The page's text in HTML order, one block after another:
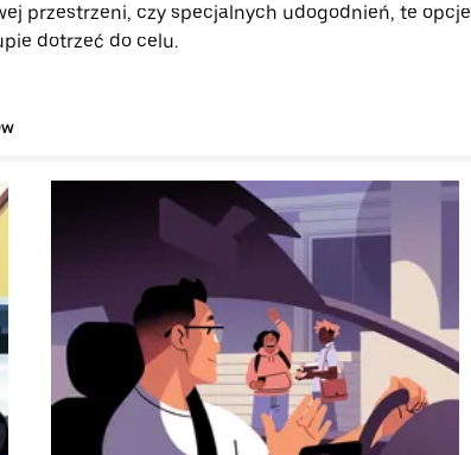
przestrzeni, czy specjalnych udogodnień, te opcje
dotrzeć do celu.